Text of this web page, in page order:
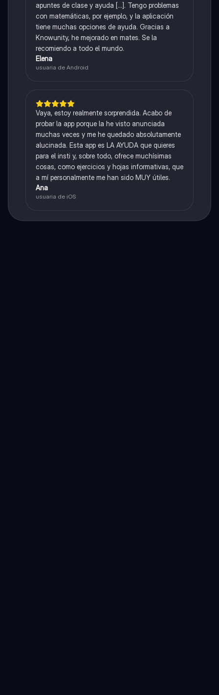
apuntes de clase y ayuda [...]. Tengo problemas
con matemáticas, por ejemplo, y la aplicación
tiene muchas opciones de ayuda. Gracias a
Knowunity, he mejorado en mates. Se la
recomiendo a todo el mundo.
Elena
usuaria de Android
Vaya, estoy realmente sorprendida. Acabo de
probar la app porque la he visto anunciada
muchas veces y me he quedado absolutamente
alucinada. Esta app es LA AYUDA que quieres
para el insti y, sobre todo, ofrece muchísimas
cosas, como ejercicios y hojas informativas, que
a mí personalmente me han sido MUY útiles.
Ana
usuaria de iOS